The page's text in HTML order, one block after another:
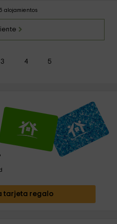
alojamientos
3 4 5
tarjeta regalo